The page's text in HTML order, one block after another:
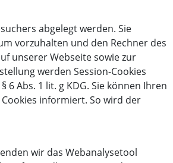
abgelegt werden. Sie
vorzuhalten und den Rechner des
unserer Webseite sowie zur
werden Session-Cookies
Abs. 1 lit. g KDG. Sie können Ihren
informiert. So wird der
wir das Webanalysetool